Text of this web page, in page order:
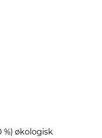
%) økologisk